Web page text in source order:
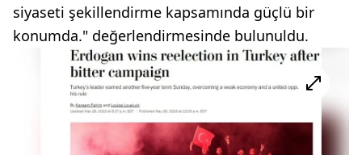
siyaseti şekillendirme kapsamında güçlü bir
konumda." değerlendirmesinde bulunuldu.